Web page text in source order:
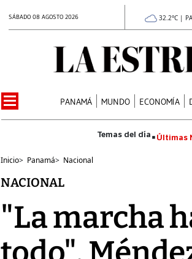
SÁBADO 08 AGOSTO 2026 32.2°C |
PANAMÁ MUNDO ECONOMÍA
Últimas
Inicio> Panamá> Nacional
NACIONAL
"La marcha